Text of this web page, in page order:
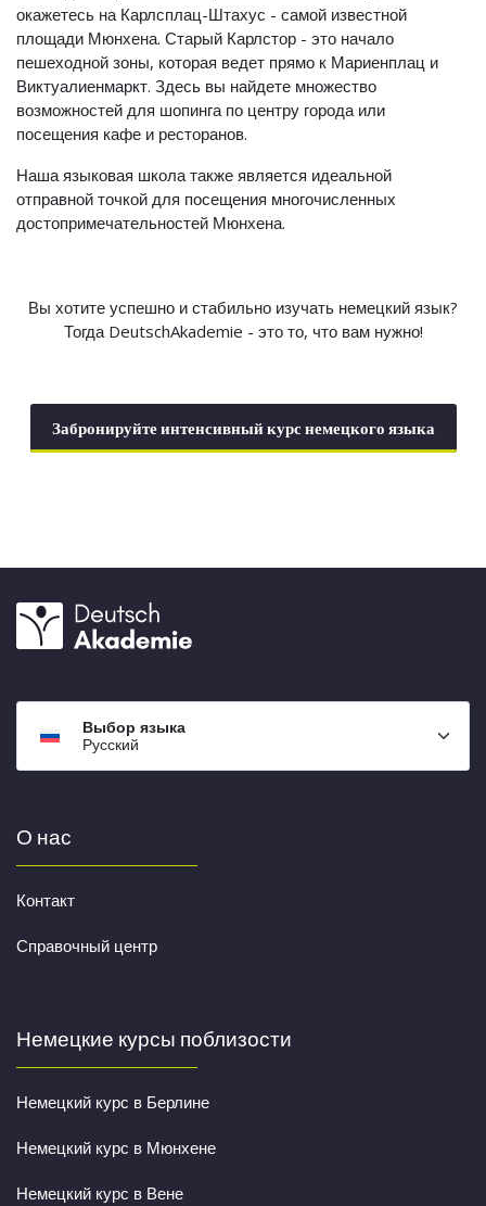
окажетесь на Карлсплац-Штахус - самой известной
площади Мюнхена. Старый Карлстор - это начало
пешеходной зоны, которая ведет прямо к Мариенплац и
Виктуалиенмаркт. Здесь вы найдете множество
возможностей для шопинга по центру города или
посещения кафе и ресторанов.
Наша языковая школа также является идеальной
отправной точкой для посещения многочисленных
достопримечательностей Мюнхена.
Вы хотите успешно и стабильно изучать немецкий язык?
Тогда DeutschAkademie - это то, что вам нужно!
Забронируйте интенсивный курс немецкого языка
Выбор языка
Русский
О нас
Контакт
Справочный центр
Немецкие курсы поблизости
Немецкий курс в Берлине
Немецкий курс в Мюнхене
Немецкий курс в Вене